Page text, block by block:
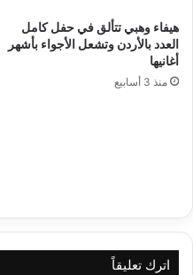
هيفاء وهبي تتألق في حفل كامل
العدد بالأردن وتشعل الأجواء بأشهر
أغانيها
منذ 3 أسابيع
اترك تعليقاً